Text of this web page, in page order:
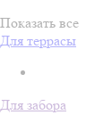
Показать все
Для террасы
Для забора